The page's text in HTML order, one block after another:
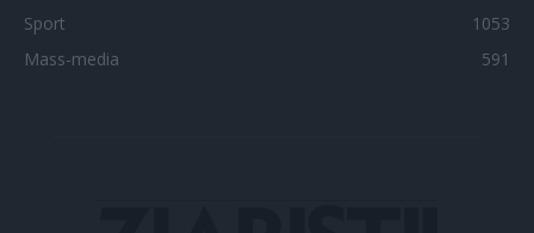
Sport
1053
Mass-media
591